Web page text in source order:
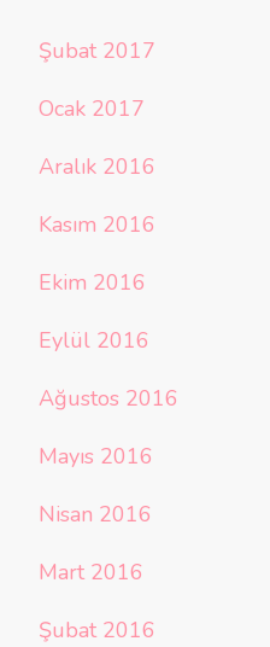
Şubat 2017
Ocak 2017
Aralık 2016
Kasım 2016
Ekim 2016
Eylül 2016
Ağustos 2016
Mayıs 2016
Nisan 2016
Mart 2016
Şubat 2016